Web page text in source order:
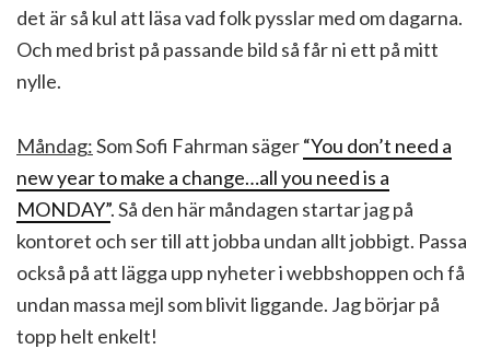
det är så kul att läsa vad folk pysslar med om dagarna.
Och med brist på passande bild så får ni ett på mitt
nylle.
Måndag:Som Sofi Fahrman säger“You don’t need a
new year to make a change…all you need is a
MONDAY”. Så den här måndagen startar jag på
kontoret och ser till att jobba undan allt jobbigt. Passa
också på att lägga upp nyheter i webbshoppen och få
undan massa mejl som blivit liggande. Jag börjar på
topp helt enkelt!